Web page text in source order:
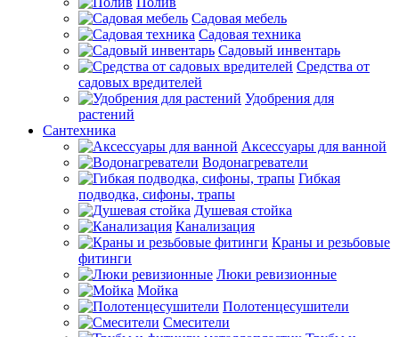
Садовая мебель
Садовая техника
Садовый инвентарь
Средства от
садовых вредителей
Удобрения для
растений
Сантехника
Аксессуары для ванной
Водонагреватели
Гибкая
подводка, сифоны, трапы
Душевая стойка
Канализация
Краны и резьбовые
фитинги
Люки ревизионные
Мойка
Полотенцесушители
Смесители